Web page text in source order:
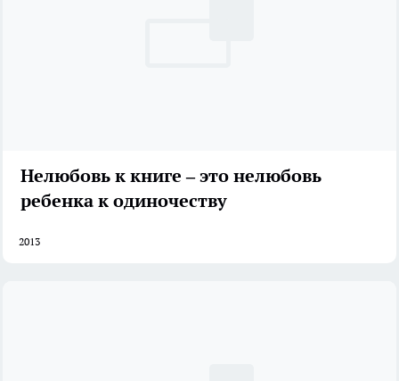
Нелюбовь к книге – это нелюбовь
ребенка к одиночеству
2013